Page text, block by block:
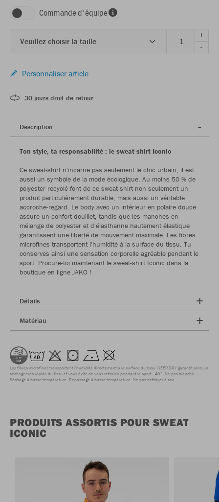
Commande d'équipe
Veuillez choisir la taille
+
-
Personnaliser article
30 jours droit de retour
Description
Ton style, ta responsabilité : le sweat-shirt Iconic
Ce sweat-shirt n'incarne pas seulement le chic urbain, il est
aussi un symbole de la mode écologique. Au moins 50 % de
polyester recyclé font de ce sweat-shirt non seulement un
produit particulièrement durable, mais aussi un véritable
accroche-regard. Le body avec un intérieur en polaire douce
assure un confort douillet, tandis que les manches en
mélange de polyester et d'élasthanne hautement élastique
garantissent une liberté de mouvement maximale. Les fibres
microfines transportent l'humidité à la surface du tissu. Tu
conserves ainsi une sensation corporelle agréable pendant le
sport. Procure-toi maintenant le sweat-shirt Iconic dans la
boutique en ligne JAKO !
Détails
Matériau
Les fibres microfines transportent l'humidité directement à la surface du tissu. KEEP DRY garantit ainsi un
séchage très rapide du tissu et vous évite de vous refroidir pendant le sport. 40° Ne pas blanchir
Séchage à basse température Repassage à basse température Ne pas nettoyer à sec
PRODUITS ASSORTIS POUR SWEAT
ICONIC